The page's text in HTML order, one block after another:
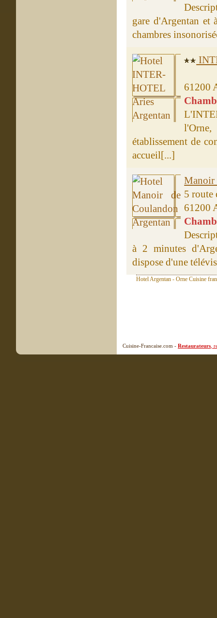
gare d'Argentan et
chambres
61200
établissement de
accueil[...]
Manoir
5 route
61200
à 2 minutes
dispose d'une
Hotel Argentan - Orne Cuisine
Cuisine-Francaise.com - Restaurateurs ,